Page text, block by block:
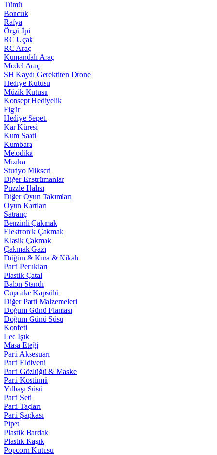
Tümü
Boncuk
Rafya
Örgü İpi
RC Uçak
RC Araç
Kumandalı Araç
Model Araç
SH Kaydı Gerektiren Drone
Hediye Kutusu
Müzik Kutusu
Konsept Hediyelik
Figür
Hediye Sepeti
Kar Küresi
Kum Saati
Kumbara
Melodika
Mızıka
Studyo Mikseri
Diğer Enstrümanlar
Puzzle Halısı
Diğer Oyun Takımları
Oyun Kartları
Satranç
Benzinli Çakmak
Elektronik Çakmak
Klasik Çakmak
Çakmak Gazı
Düğün & Kına & Nikah
Parti Perukları
Plastik Çatal
Balon Standı
Cupcake Kapsülü
Diğer Parti Malzemeleri
Doğum Günü Flaması
Doğum Günü Süsü
Konfeti
Led Işık
Masa Eteği
Parti Aksesuarı
Parti Eldiveni
Parti Gözlüğü & Maske
Parti Kostümü
Yılbaşı Süsü
Parti Seti
Parti Taçları
Parti Şapkası
Pipet
Plastik Bardak
Plastik Kaşık
Popcorn Kutusu